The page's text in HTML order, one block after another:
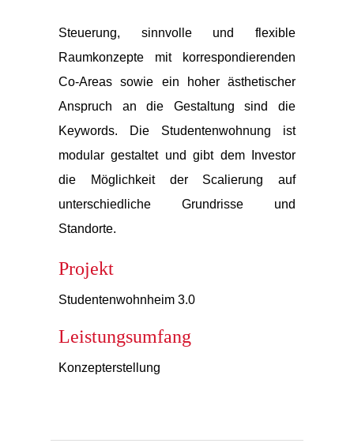
Steuerung, sinnvolle und flexible
Raumkonzepte mit korrespondierenden
Co-Areas sowie ein hoher ästhetischer
Anspruch an die Gestaltung sind die
Keywords. Die Studentenwohnung ist
modular gestaltet und gibt dem Investor
die Möglichkeit der Scalierung auf
unterschiedliche Grundrisse und
Standorte.
Projekt
Studentenwohnheim 3.0
Leistungsumfang
Konzepterstellung